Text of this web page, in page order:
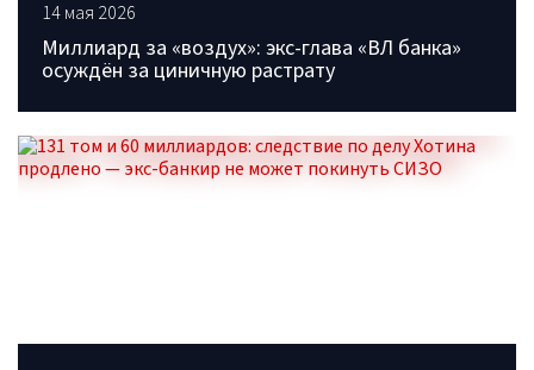
14 мая 2026
Миллиард за «воздух»: экс-глава «ВЛ банка»
осуждён за циничную растрату